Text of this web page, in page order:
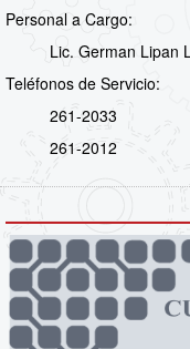
Personal a Cargo:
Lic. German Lipan
Teléfonos de Servicio:
261-2033
261-2012